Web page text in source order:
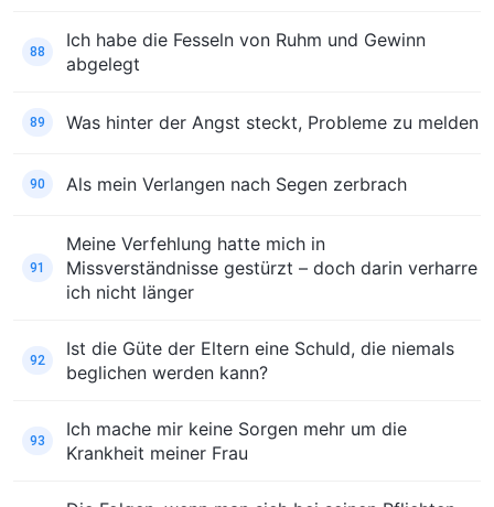
88
Ich habe die Fesseln von Ruhm und Gewinn
abgelegt
89 Was hinter der Angst steckt, Probleme zu melden
90 Als mein Verlangen nach Segen zerbrach
91
Meine Verfehlung hatte mich in
Missverständnisse gestürzt – doch darin verharre
ich nicht länger
92
Ist die Güte der Eltern eine Schuld, die niemals
beglichen werden kann?
93
Ich mache mir keine Sorgen mehr um die
Krankheit meiner Frau